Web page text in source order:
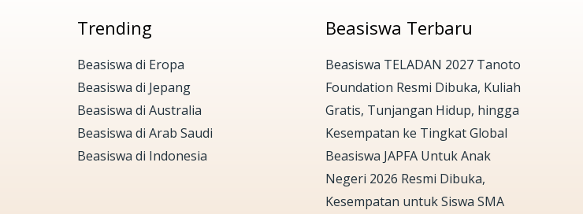
Trending
Beasiswa di Eropa
Beasiswa di Jepang
Beasiswa di Australia
Beasiswa di Arab Saudi
Beasiswa di Indonesia
Beasiswa Terbaru
Beasiswa TELADAN 2027 Tanoto
Foundation Resmi Dibuka, Kuliah
Gratis, Tunjangan Hidup, hingga
Kesempatan ke Tingkat Global
Beasiswa JAPFA Untuk Anak
Negeri 2026 Resmi Dibuka,
Kesempatan untuk Siswa SMA